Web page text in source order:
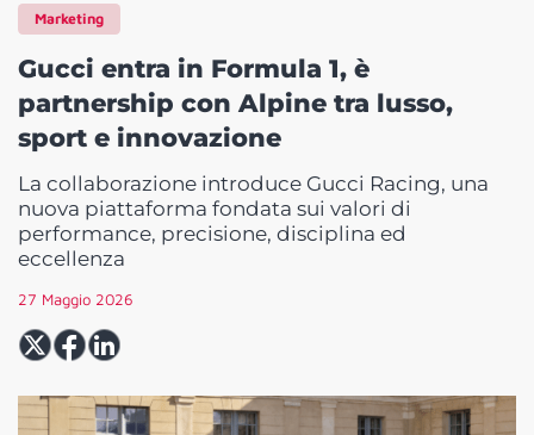
Marketing
Gucci entra in Formula 1, è
partnership con Alpine tra lusso,
sport e innovazione
La collaborazione introduce Gucci Racing, una
nuova piattaforma fondata sui valori di
performance, precisione, disciplina ed
eccellenza
27 Maggio 2026